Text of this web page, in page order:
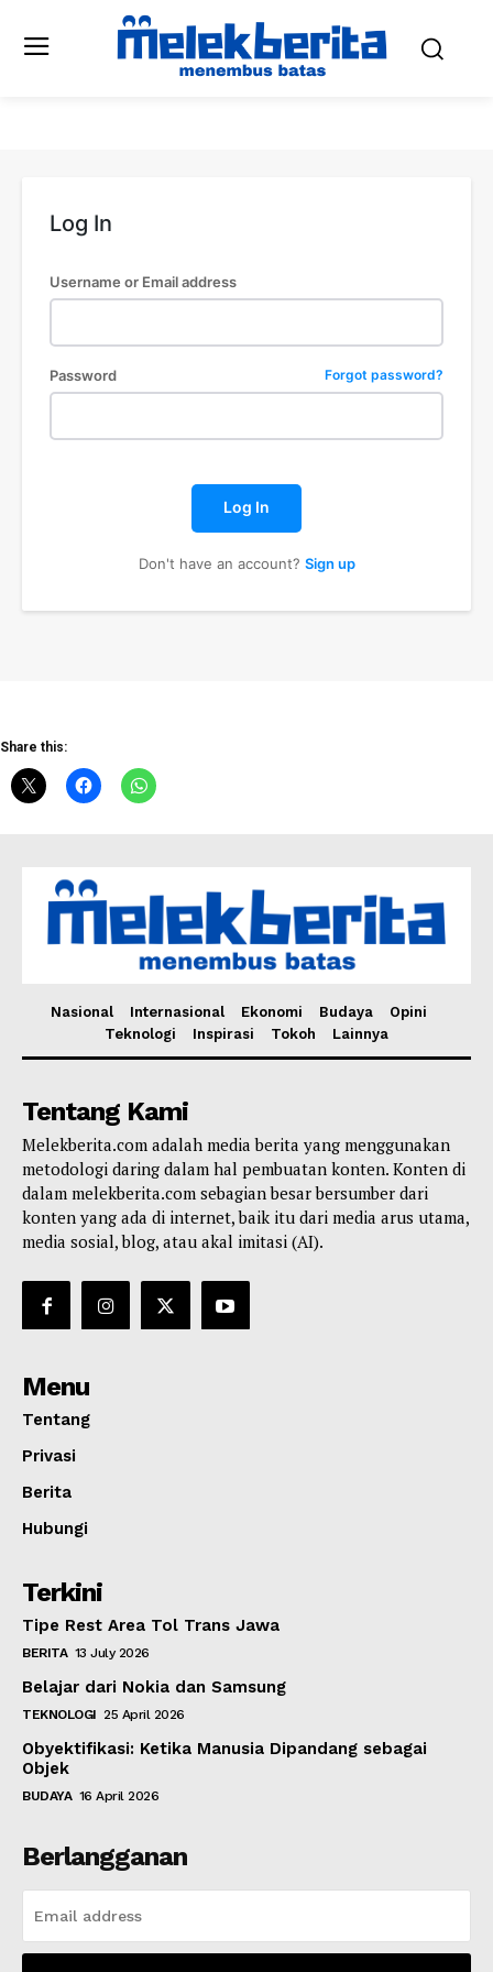
SUBSCRIBE NOW
Company
Harta
Tahta
Wanita
Bahasa
Share this:
Log In
Username or Email address
Password Forgot password?
Log In
Don't have an account? Sign up
Share this:
Nasional Internasional Ekonomi Budaya
Opini
Teknologi
Inspirasi Tokoh Lainnya
Tentang Kami
Melekberita.com adalah media berita yang menggunakan
metodologi daring dalam hal pembuatan konten. Konten di
dalam melekberita.com sebagian besar bersumber dari
konten yang ada di internet, baik itu dari media arus utama,
media sosial, blog, atau akal imitasi (AI).
Menu
Tentang
Privasi
Berita
Hubungi
Terkini
Tipe Rest Area Tol Trans Jawa
BERITA 13 July 2026
Belajar dari Nokia dan Samsung
TEKNOLOGI 25 April 2026
Obyektifikasi: Ketika Manusia Dipandang sebagai
Objek
BUDAYA 16 April 2026
Berlangganan